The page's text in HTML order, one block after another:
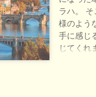
ラハ。
様のよう
手に感じ
じてくれ
ーズカ